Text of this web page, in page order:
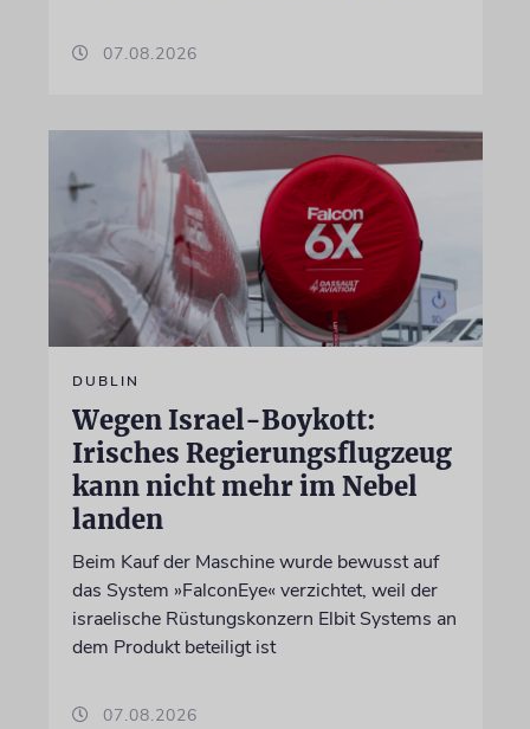
07.08.2026
DUBLIN
Wegen Israel-Boykott:
Irisches Regierungsflugzeug
kann nicht mehr im Nebel
landen
Beim Kauf der Maschine wurde bewusst auf
das System »FalconEye« verzichtet, weil der
israelische Rüstungskonzern Elbit Systems an
dem Produkt beteiligt ist
07.08.2026